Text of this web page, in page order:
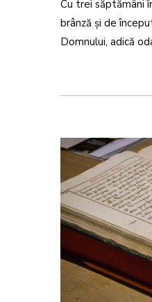
2
Cu trei săptămâni
brânză și de
Domnului, adică